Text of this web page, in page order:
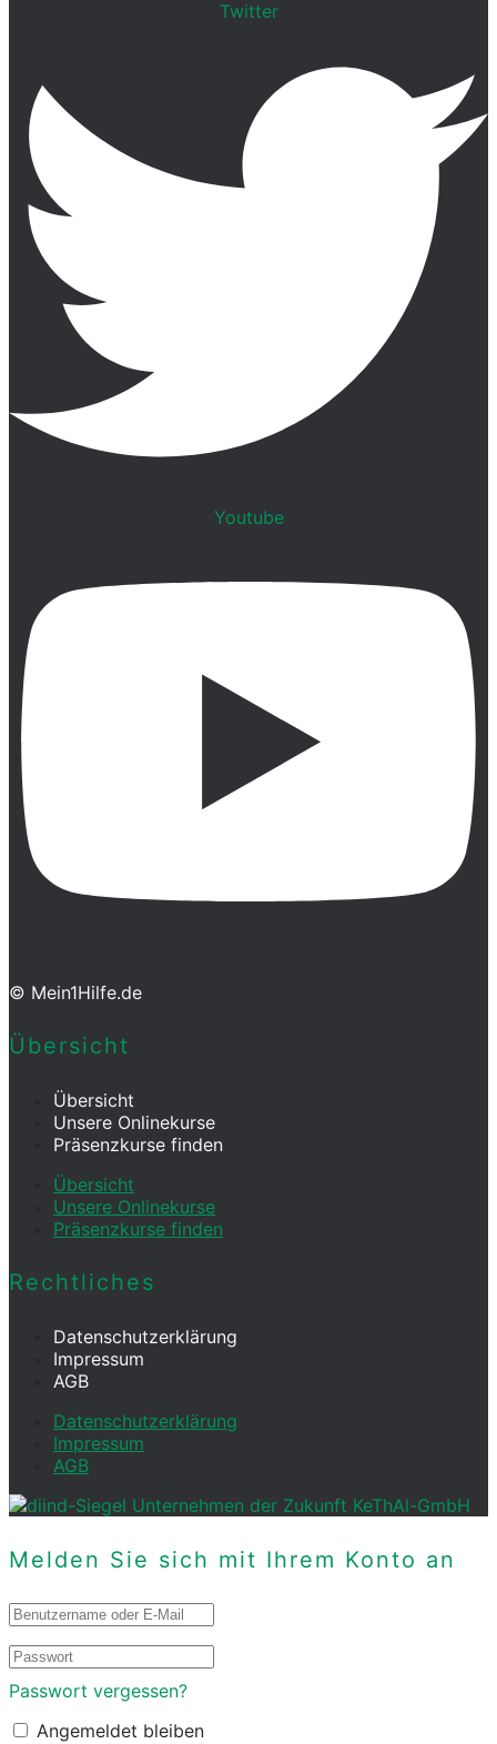
Twitter
Youtube
© Mein1Hilfe.de
Übersicht
Übersicht
Unsere Onlinekurse
Präsenzkurse finden
Übersicht
Unsere Onlinekurse
Präsenzkurse finden
Rechtliches
Datenschutz­erklärung
Impressum
AGB
Datenschutz­erklärung
Impressum
AGB
Melden Sie sich mit Ihrem Konto an
Passwort vergessen?
Angemeldet bleiben